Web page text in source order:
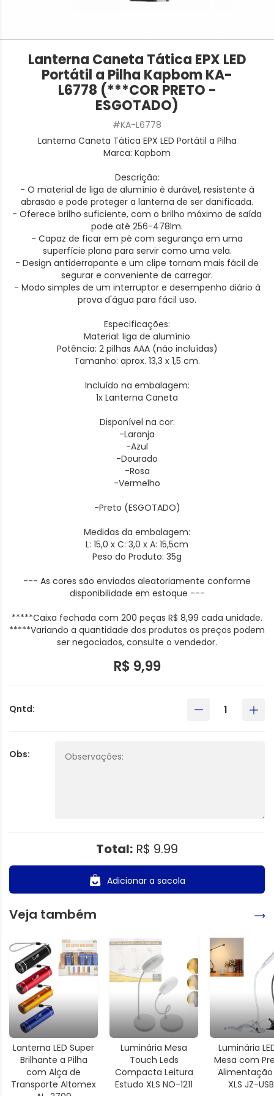
Lanterna Caneta Tática EPX LED
Portátil a Pilha Kapbom KA-
L6778 (***COR PRETO -
ESGOTADO)
#KA-L6778
Lanterna Caneta Tática EPX LED Portátil a Pilha
Marca: Kapbom
Descrição:
- O material de liga de alumínio é durável, resistente à
abrasão e pode proteger a lanterna de ser danificada.
- Oferece brilho suficiente, com o brilho máximo de saída
pode até 256-478lm.
- Capaz de ficar em pé com segurança em uma
superfície plana para servir como uma vela.
- Design antiderrapante e um clipe tornam mais fácil de
segurar e conveniente de carregar.
- Modo simples de um interruptor e desempenho diário à
prova d'água para fácil uso.
Especificações:
Material: liga de alumínio
Potência: 2 pilhas AAA (não incluídas)
Tamanho: aprox. 13,3 x 1,5 cm.
Incluído na embalagem:
1x Lanterna Caneta
Disponível na cor:
-Laranja
-Azul
-Dourado
-Rosa
-Vermelho
-Preto (ESGOTADO)
Medidas da embalagem:
L: 15,0 x C: 3,0 x A: 15,5cm
Peso do Produto: 35g
--- As cores são enviadas aleatoriamente conforme
disponibilidade em estoque ---
*****Caixa fechada com 200 peças R$ 8,99 cada unidade.
*****Variando a quantidade dos produtos os preços podem
ser negociados, consulte o vendedor.
R$ 9,99
Qntd:
Obs:
Total: R$ 9.99
Adicionar a sacola
Veja também
Lanterna LED Super
Brilhante a Pilha
com Alça de
Transporte Altomex
Luminária Mesa
Touch Leds
Compacta Leitura
Estudo XLS NO-1211
Luminária
Mesa com
Alimentação
XLS JZ-